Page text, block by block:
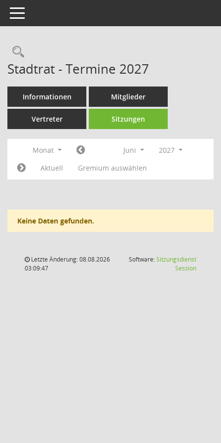
Toggle navigation
Rechercheauswahl
Stadtrat - Termine 2027
Informationen Mitglieder
Vertreter Sitzungen
Monat Juni
2027
Aktuell
Gremium auswählen
Keine Daten gefunden.
Letzte Änderung: 08.08.2026
03:09:47
Software:Sitzungsdienst
Session(Wird in